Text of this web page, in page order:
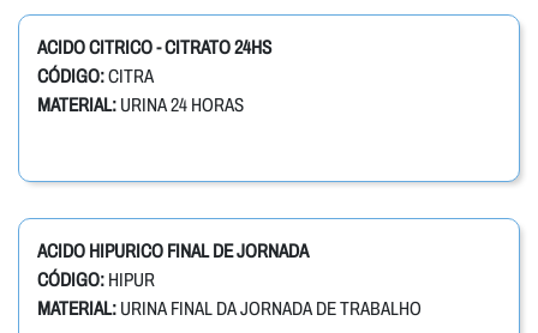
ACIDO CITRICO - CITRATO 24HS
CÓDIGO:CITRA
MATERIAL: URINA 24 HORAS
ACIDO HIPURICO FINAL DE JORNADA
CÓDIGO: HIPUR
MATERIAL: URINA FINAL DA JORNADA DE TRABALHO